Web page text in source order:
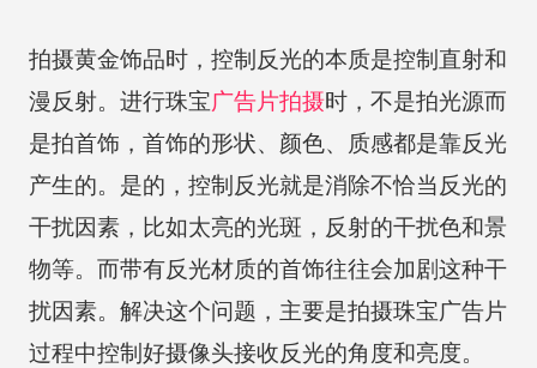
拍摄黄金饰品时，控制反光的本质是控制直射和
漫反射。进行珠宝广告片拍摄时，不是拍光源而
是拍首饰，首饰的形状、颜色、质感都是靠反光
产生的。是的，控制反光就是消除不恰当反光的
干扰因素，比如太亮的光斑，反射的干扰色和景
物等。而带有反光材质的首饰往往会加剧这种干
扰因素。解决这个问题，主要是拍摄珠宝广告片
过程中控制好摄像头接收反光的角度和亮度。